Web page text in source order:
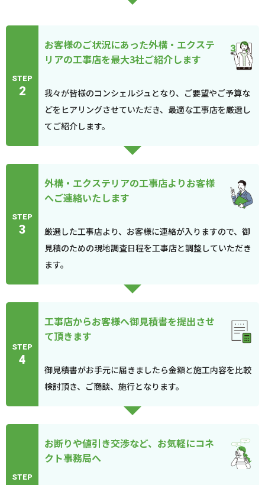
STEP
2
お客様のご状況にあった外構・エクステ
リアの工事店を最大3社ご紹介します
我々が皆様のコンシェルジュとなり、ご要望やご予算な
どをヒアリングさせていただき、最適な工事店を厳選し
てご紹介します。
STEP
3
外構・エクステリアの工事店よりお客様
へご連絡いたします
厳選した工事店より、お客様に連絡が入りますので、御
見積のための現地調査日程を工事店と調整していただき
ます。
STEP
4
工事店からお客様へ御見積書を提出させ
て頂きます
御見積書がお手元に届きましたら金額と施工内容を比較
検討頂き、ご商談、施行となります。
STEP
お断りや値引き交渉など、お気軽にコネ
クト事務局へ